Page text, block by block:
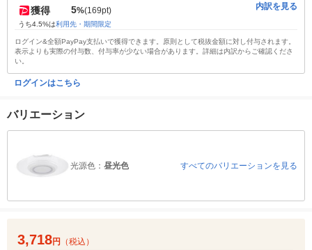
獲得 5%(169pt)
うち4.5%は利用先・期間限定
内訳を見る
ログイン&全額PayPay支払いで獲得できます。原則として税抜金額に対し付与されます。
表示よりも実際の付与数、付与率が少ない場合があります。詳細は内訳からご確認くださ
い。
ログインはこちら
バリエーション
光源色： 昼光色 すべてのバリエーションを見る
3,718円 （税込）